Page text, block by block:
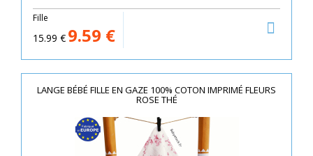
Fille
15.99 € 9.59 €
LANGE BÉBÉ FILLE EN GAZE 100% COTON IMPRIMÉ FLEURS
ROSE THÉ